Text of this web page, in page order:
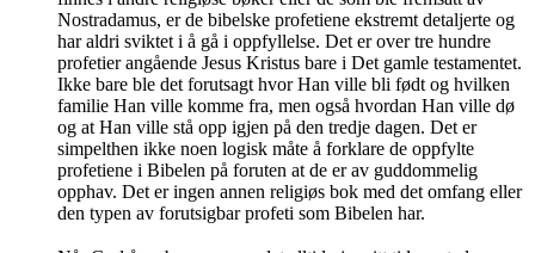
Nostradamus, er de bibelske profetiene ekstremt detaljerte og
har aldri sviktet i å gå i oppfyllelse. Det er over tre hundre
profetier angående Jesus Kristus bare i Det gamle testamentet.
Ikke bare ble det forutsagt hvor Han ville bli født og hvilken
familie Han ville komme fra, men også hvordan Han ville dø
og at Han ville stå opp igjen på den tredje dagen. Det er
simpelthen ikke noen logisk måte å forklare de oppfylte
profetiene i Bibelen på foruten at de er av guddommelig
opphav. Det er ingen annen religiøs bok med det omfang eller
den typen av forutsigbar profeti som Bibelen har.